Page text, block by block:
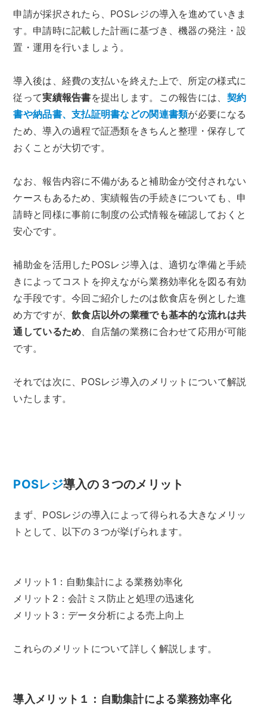
申請が採択されたら、POSレジの導入を進めていきま
す。申請時に記載した計画に基づき、機器の発注・設
置・運用を行いましょう。
導入後は、経費の支払いを終えた上で、所定の様式に
従って実績報告書を提出します。この報告には、 契約
書や納品書、支払証明書などの関連書類が必要になる
ため、導入の過程で証憑類をきちんと整理・保存して
おくことが大切です。
なお、報告内容に不備があると補助金が交付されない
ケースもあるため、実績報告の手続きについても、申
請時と同様に事前に制度の公式情報を確認しておくと
安心です。
補助金を活用したPOSレジ導入は、適切な準備と手続
きによってコストを抑えながら業務効率化を図る有効
な手段です。今回ご紹介したのは飲食店を例とした進
め方ですが、飲食店以外の業種でも基本的な流れは共
通しているため、自店舗の業務に合わせて応用が可能
です。
それでは次に、POSレジ導入のメリットについて解説
いたします。
POSレジ導入の３つのメリット
まず、POSレジの導入によって得られる大きなメリッ
トとして、以下の３つが挙げられます。
メリット1：自動集計による業務効率化
メリット2：会計ミス防止と処理の迅速化
メリット3：データ分析による売上向上
これらのメリットについて詳しく解説します。
導入メリット１：自動集計による業務効率化